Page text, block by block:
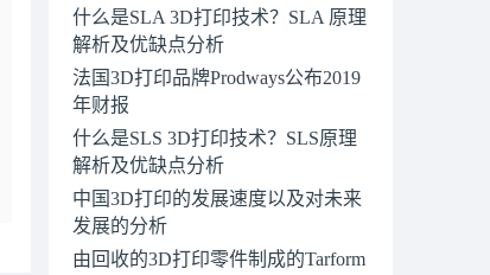
什么是SLA 3D打印技术？SLA 原理
解析及优缺点分析
法国3D打印品牌Prodways公布2019
年财报
什么是SLS 3D打印技术？SLS原理
解析及优缺点分析
中国3D打印的发展速度以及对未来
发展的分析
由回收的3D打印零件制成的Tarform